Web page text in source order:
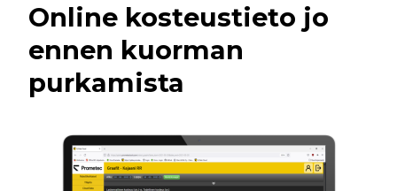
Online kosteustieto jo
ennen kuorman
purkamista